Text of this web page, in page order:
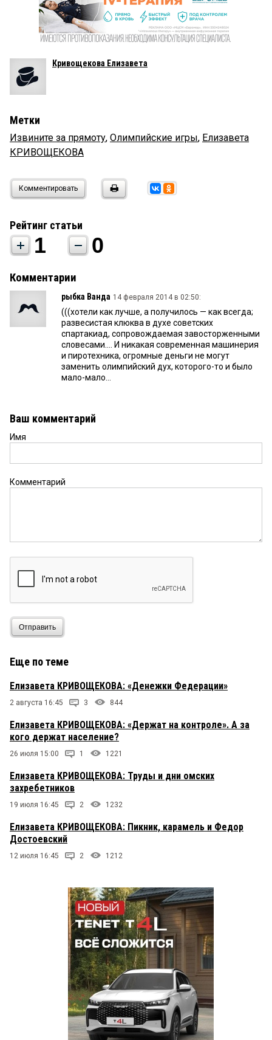
Кривощекова Елизавета
Метки
Извините за прямоту, Олимпийские игры, Елизавета
КРИВОЩЕКОВА
Комментировать
Рейтинг статьи
1 0
Комментарии
рыбка Ванда 14 февраля 2014 в 02:50:
(((хотели как лучше, а получилось — как всегда;
развесистая клюква в духе советских
спартакиад, сопровождаемая завосторженными
словесами.... И никакая современная машинерия
и пиротехника, огромные деньги не могут
заменить олимпийский дух, которого-то и было
мало-мало...
Ваш комментарий
Имя
Комментарий
Отправить
Еще по теме
Елизавета КРИВОЩЕКОВА: «Денежки Федерации»
2 августа 16:45 3 844
Елизавета КРИВОЩЕКОВА: «Держат на контроле». А за
кого держат население?
26 июля 15:00 1 1221
Елизавета КРИВОЩЕКОВА: Труды и дни омских
захребетников
19 июля 16:45 2 1232
Елизавета КРИВОЩЕКОВА: Пикник, карамель и Федор
Достоевский
12 июля 16:45 2 1212